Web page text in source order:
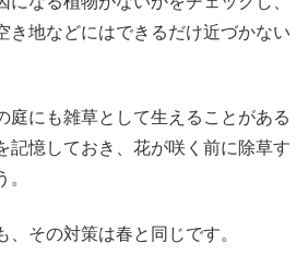
き地などにはできるだけ近づかない
庭にも雑草として生えることがある
憶しておき、 花が咲く前に除草す
その対策は春と同じです。